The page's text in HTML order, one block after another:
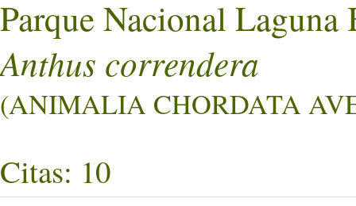
Parque Nacional Laguna
Anthus correndera
(ANIMALIA CHORDATA
Citas: 10